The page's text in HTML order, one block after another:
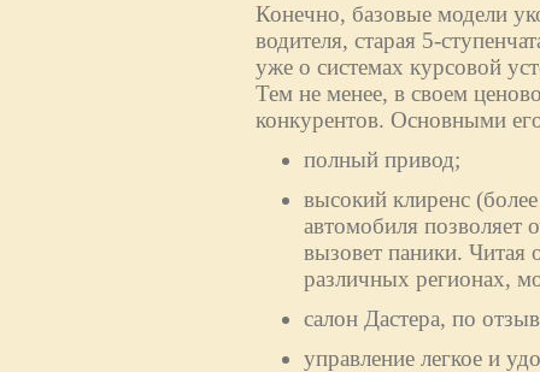
Конечно, базовые модели
водителя, старая 5-
уже о системах курсовой
Тем не менее, в своем
конкурентов. Основными
полный привод;
высокий клиренс
автомобиля позволяет
вызовет паники. Читая
различных регионах,
салон Дастера, по
управление легкое и